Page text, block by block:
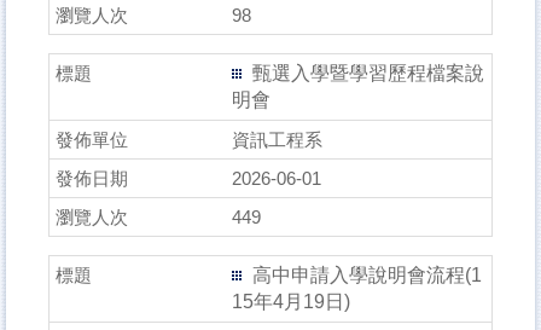
98
甄選入學暨學習歷程檔案說
明會
資訊工程系
2026-06-01
449
高中申請入學說明會流程(1
15年4月19日)